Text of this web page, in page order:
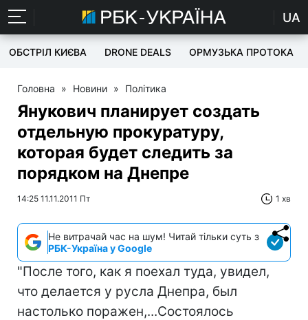
UA
ОБСТРІЛ КИЄВА DRONE DEALS ОРМУЗЬКА ПРОТОКА
Головна » Новини » Політика
Янукович планирует создать
отдельную прокуратуру,
которая будет следить за
порядком на Днепре
14:25 11.11.2011 Пт 1 хв
Не витрачай час на шум! Читай тільки суть з
РБК-Україна у Google
"После того, как я поехал туда, увидел,
что делается у русла Днепра, был
настолько поражен,...Состоялось